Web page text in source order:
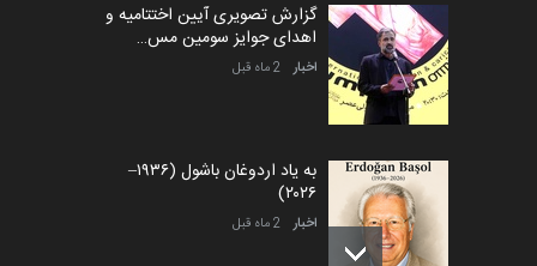
گزارش تصویری آیین اختتامیه و
اهدای جوایز سومین مس…
اخبار 2 ماه قبل
به یاد اردوغان باشول (۱۹۳۶–
۲۰۲۶)
اخبار 2 ماه قبل